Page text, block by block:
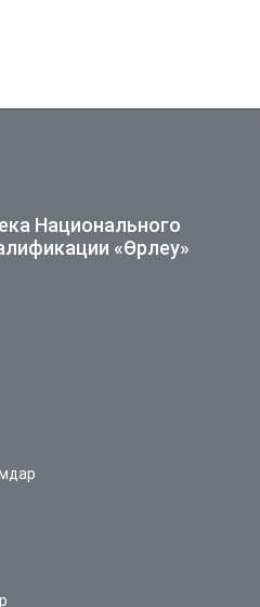
Национального
«Өрлеу»